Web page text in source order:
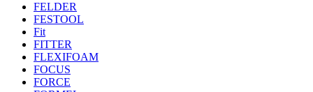
FELDER
FESTOOL
Fit
FITTER
FLEXIFOAM
FOCUS
FORCE